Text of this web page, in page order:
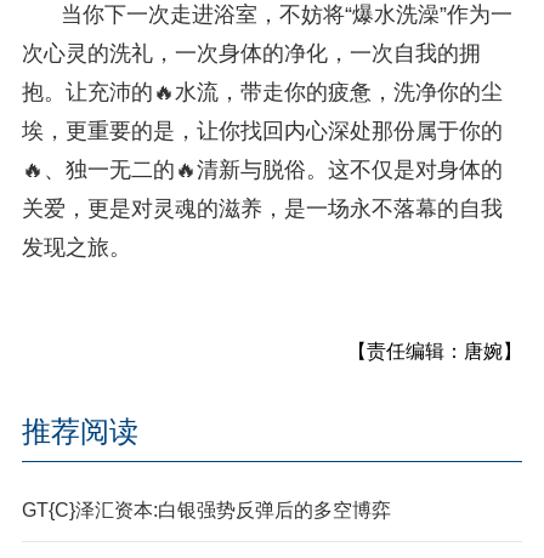
当你下一次走进浴室，不妨将“爆水洗澡”作为一
次心灵的洗礼，一次身体的净化，一次自我的拥
抱。让充沛的🔥水流，带走你的疲惫，洗净你的尘
埃，更重要的是，让你找回内心深处那份属于你的
🔥、独一无二的🔥清新与脱俗。这不仅是对身体的
关爱，更是对灵魂的滋养，是一场永不落幕的自我
发现之旅。
【责任编辑：唐婉】
推荐阅读
GT{C}泽汇资本:白银强势反弹后的多空博弈